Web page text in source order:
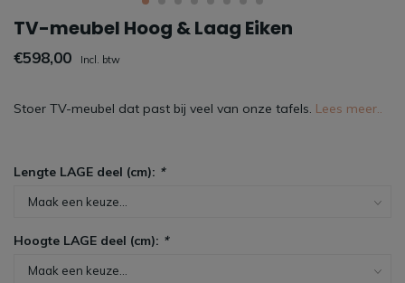
TV-meubel Hoog & Laag Eiken
€598,00 Incl. btw
Stoer TV-meubel dat past bij veel van onze tafels. Lees meer..
Lengte LAGE deel (cm): *
Hoogte LAGE deel (cm): *